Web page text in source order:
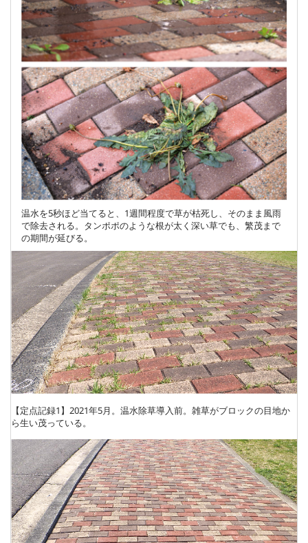
温水を5秒ほど当てると、1週間程度で草が枯死し、そのまま風雨
で除去される。タンポポのような根が太く深い草でも、繁茂まで
の期間が延びる。
【定点記録1】2021年5月。温水除草導入前。雑草がブロックの目地か
ら生い茂っている。